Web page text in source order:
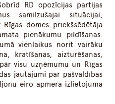
RD opozīcijas partijas
samilzušajai situācijai,
domes priekšsēdētāja
pienākumu pildīšanas.
vienlaikus norit vairāku
kratīšanas, aizturēšanas,
visu uzņēmumu un Rīgas
jautājumi par pašvaldības
eiro apmērā izlietojuma